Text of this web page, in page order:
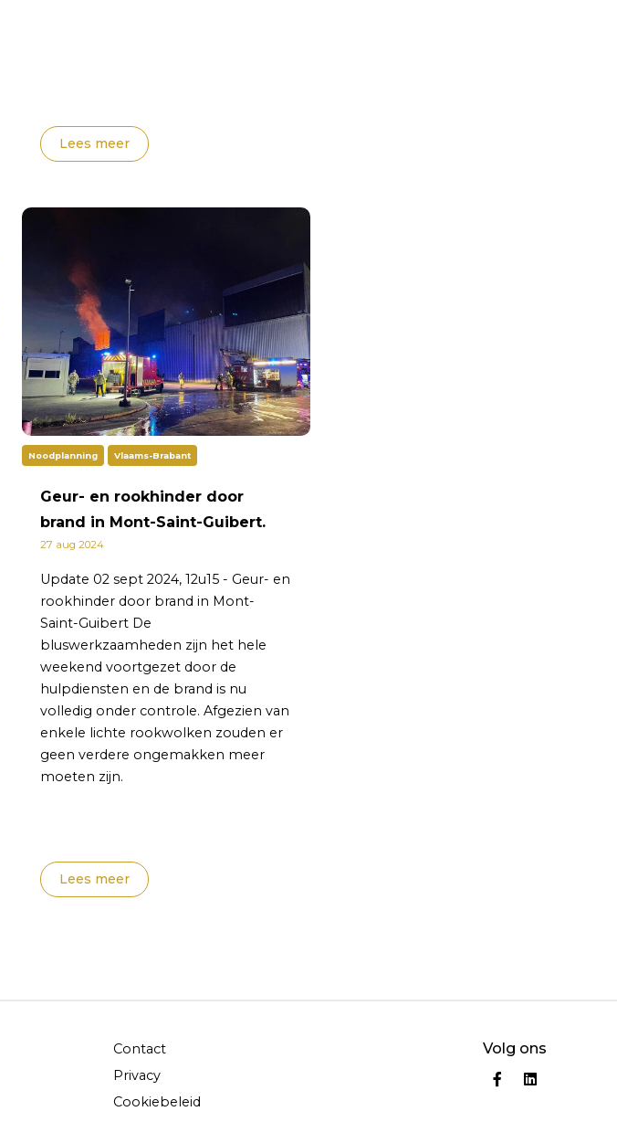
Lees meer
Noodplanning Vlaams-Brabant
Geur- en rookhinder door
brand in Mont-Saint-Guibert.
27 aug 2024
Update 02 sept 2024, 12u15 - Geur- en
rookhinder door brand in Mont-
Saint-Guibert De
bluswerkzaamheden zijn het hele
weekend voortgezet door de
hulpdiensten en de brand is nu
volledig onder controle. Afgezien van
enkele lichte rookwolken zouden er
geen verdere ongemakken meer
moeten zijn.
Lees meer
Contact
Privacy
Cookiebeleid
Volg ons